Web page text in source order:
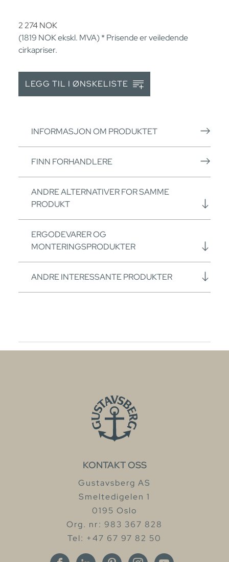
2 274NOK
(1819 NOKekskl. MVA) * Prisende er veiledende
cirkapriser.
LEGG TIL I ØNSKELISTE
INFORMASJON OM PRODUKTET
FINN FORHANDLERE
ANDRE ALTERNATIVER FOR SAMME
PRODUKT
ERGODEVARER OG
MONTERINGSPRODUKTER
ANDRE INTERESSANTE PRODUKTER
KONTAKT OSS
Gustavsberg AS
Smeltedigelen 1
0195 Oslo
Org. nr: 983 367 828
Tel: +47 67 97 82 50